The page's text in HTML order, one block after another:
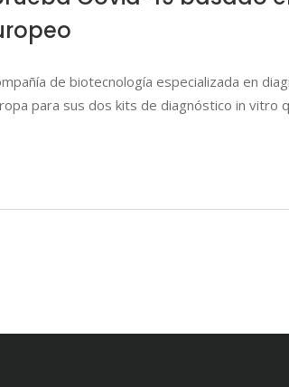
de biotecnología especializada en
para sus dos kits de diagnóstico in vitro